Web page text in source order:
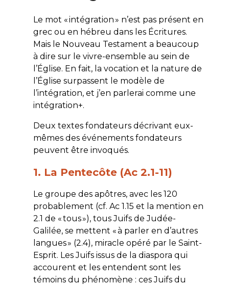
Le mot « intégration » n’est pas présent en
grec ou en hébreu dans les Écritures.
Mais le Nouveau Testament a beaucoup
à dire sur le vivre-ensemble au sein de
l’Église. En fait, la vocation et la nature de
l’Église surpassent le modèle de
l’intégration, et j’en parlerai comme une
intégration+.
Deux textes fondateurs décrivant eux-
mêmes des événements fondateurs
peuvent être invoqués.
1. La Pentecôte (Ac 2.1-11)
Le groupe des apôtres, avec les 120
probablement (cf. Ac 1.15 et la mention en
2.1 de « tous »), tous Juifs de Judée-
Galilée, se mettent «à parler en d’autres
langues» (2.4), miracle opéré par le Saint-
Esprit. Les Juifs issus de la diaspora qui
accourent et les entendent sont les
témoins du phénomène : ces Juifs du